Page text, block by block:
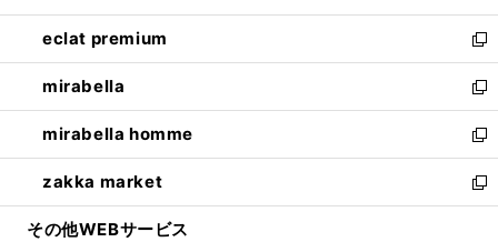
開
く
ウ
で
開
く
ン
ド
ウ
で
開
く
ウ
ィ
ン
ド
ウ
で
開
く
し
い
ウ
ィ
ン
ド
ウ
で
開
eclat premium
新
し
い
ウ
ィ
ン
ド
ウ
mirabella
新
し
い
ウ
ィ
ン
mirabella homme
新
し
い
ウ
zakka market
新
し
その他WEBサービス